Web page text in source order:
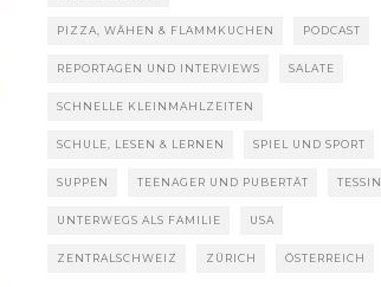
PIZZA, WÄHEN & FLAMMKUCHEN PODCAST
REPORTAGEN UND INTERVIEWS SALATE
SCHNELLE KLEINMAHLZEITEN
SCHULE, LESEN & LERNEN SPIEL UND SPORT
SUPPEN TEENAGER UND PUBERTÄT TESSIN
UNTERWEGS ALS FAMILIE USA
ZENTRALSCHWEIZ ZÜRICH ÖSTERREICH